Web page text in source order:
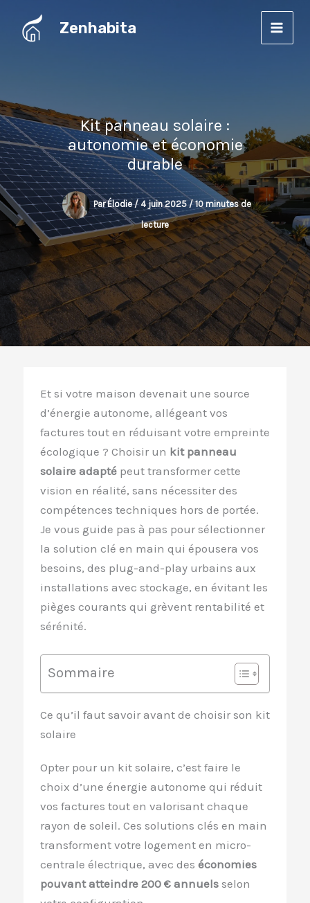
Zenhabita
Kit panneau solaire :
autonomie et économie
durable
ParÉlodie/4 juin 2025/10 minutes de
lecture
Et si votre maison devenait une source
d’énergie autonome, allégeant vos
factures tout en réduisant votre empreinte
écologique ? Choisir un kit panneau
solaire adapté peut transformer cette
vision en réalité, sans nécessiter des
compétences techniques hors de portée.
Je vous guide pas à pas pour sélectionner
la solution clé en main qui épousera vos
besoins, des plug-and-play urbains aux
installations avec stockage, en évitant les
pièges courants qui grèvent rentabilité et
sérénité.
Sommaire
Ce qu’il faut savoir avant de choisir son kit
solaire
Opter pour un kit solaire, c’est faire le
choix d’une énergie autonome qui réduit
vos factures tout en valorisant chaque
rayon de soleil. Ces solutions clés en main
transforment votre logement en micro-
centrale électrique, avec des économies
pouvant atteindre 200 € annuels selon